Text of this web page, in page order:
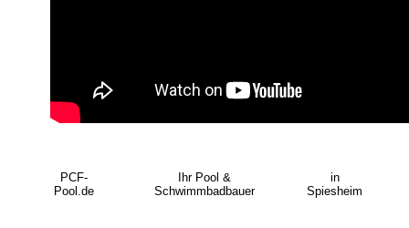
PCF-
Pool.de
Ihr Pool &
Schwimmbadbauer
in
Spiesheim